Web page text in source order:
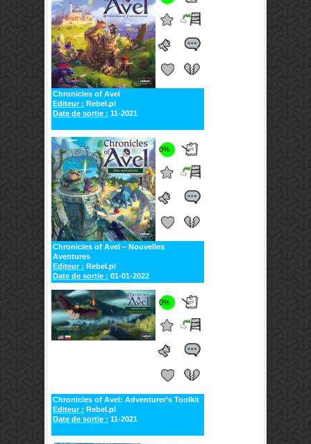
Chronicles of Avel
Editeur : Rebel.pl
Date de sortie : 11-2021
0%
Chronicles of Avel – Nouvelles
Aventures
Editeur : Rebel.pl
Date de sortie : 01-01-2022
0%
Chronicles of Avel: Adventurer’s Toolkit
Editeur : Rebel.pl
Date de sortie : 11-2021